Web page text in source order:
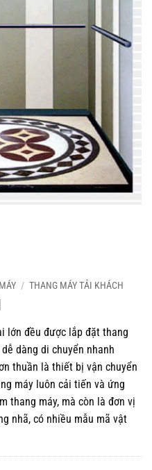
/ THANG MÁY TẢI KHÁCH
lớn đều được lắp đặt thang
dàng di chuyển nhanh
thuần là thiết bị vận chuyển
máy luôn cải tiến và ứng
thang máy, mà còn là đơn vị
nhã, có nhiều mẫu mã vật